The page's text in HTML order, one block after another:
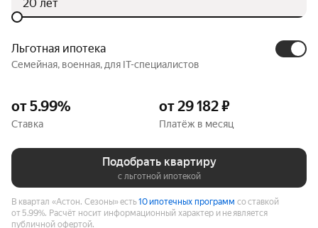
лет
Льготная ипотека
Семейная, военная, для IT-специалистов
от 5.99%
Ставка
от 29 182 ₽
Платёж в месяц
Подобрать квартиру
с льготной ипотекой
В квартал «Астон. Сезоны» есть10 ипотечных программ со ставкой
от 5.99%. Расчёт носит информационный характер и не является
публичной офертой.